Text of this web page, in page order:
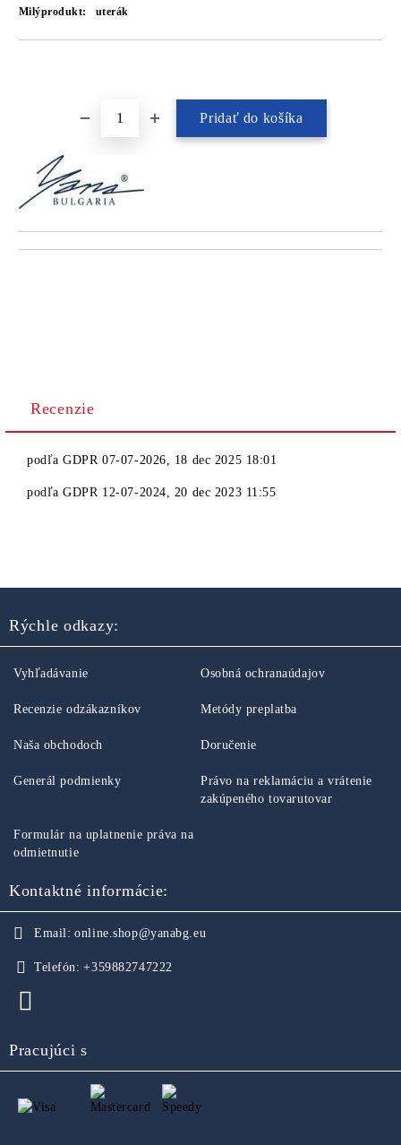
Milýprodukt:
uterák
Recenzie
podľaGDPR 07-07-2026, 18 dec 2025 18:01
podľaGDPR 12-07-2024, 20 dec 2023 11:55
Rýchle odkazy:
Vyhľadávanie
Recenzie odzákazníkov
Naša obchodoch
Generál podmienky
Osobná ochranaúdajov
Metódy preplatba
Doručenie
Právo na reklamáciu a vrátenie
zakúpeného tovarutovar
Formulár na uplatnenie práva na
odmietnutie
Kontaktné informácie:
Email: online.shop@yanabg.eu
Telefón: +359882747222
Pracujúci s